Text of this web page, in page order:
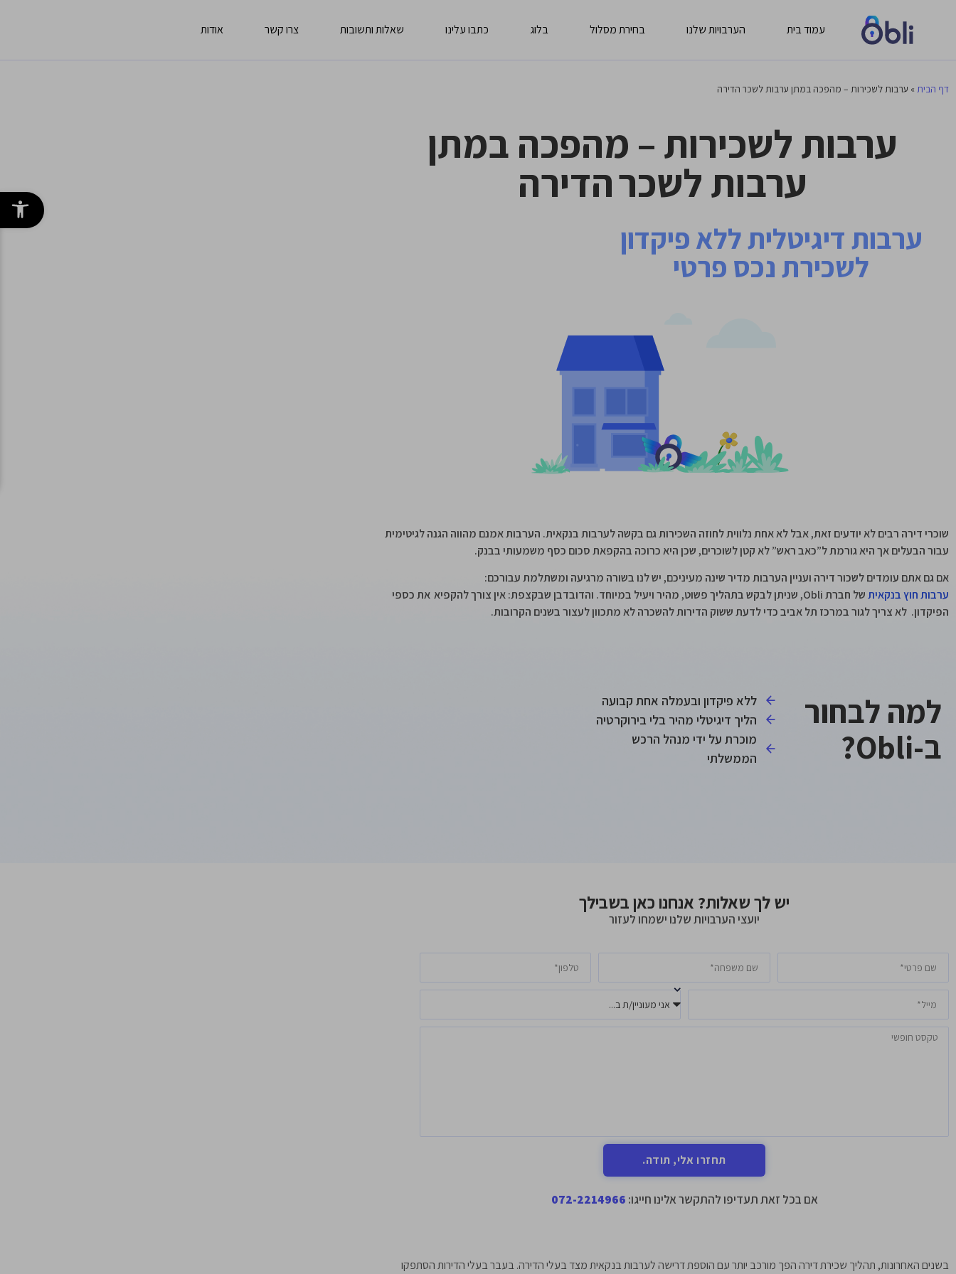
עמוד בית הערבויות שלנו בחירת מסלול בלוג כתבו עלינו שאלות ותשובות צרו קשר אודות
דף הבית » ערבות לשכירות – מהפכה במתן ערבות לשכר הדירה
ערבות לשכירות – מהפכה במתן
ערבות לשכר הדירה
ערבות דיגיטלית ללא פיקדון
לשכירת נכס פרטי
שוכרי דירה רבים לא יודעים זאת, אבל לא אחת נלווית לחוזה השכירות גם בקשה לערבות בנקאית. הערבות אמנם מהווה הגנה לגיטימית
עבור הבעלים אך היא גורמת ל”כאב ראש” לא קטן לשוכרים, שכן היא כרוכה בהקפאת סכום כסף משמעותי בבנק.
אם גם אתם עומדים לשכור דירה ועניין הערבות מדיר שינה מעיניכם, יש לנו בשורה מרגיעה ומשתלמת עבורכם:
ערבות חוץ בנקאית
של חברת Obli, שניתן לבקש בתהליך פשוט, מהיר ויעיל במיוחד. והדובדבן שבקצפת: אין צורך להקפיא את כספי
הפיקדון. לא צריך לגור במרכז תל אביב כדי לדעת ששוק הדירות להשכרה לא מתכוון לעצור בשנים הקרובות.
למה לבחור
ב-Obli?
ללא פיקדון ובעמלה אחת קבועה
הליך דיגיטלי מהיר בלי בירוקרטיה
מוכרת על ידי מנהל הרכש
הממשלתי
יש לך שאלות? אנחנו כאן בשבילך
יועצי הערבויות שלנו ישמחו לעזור
תחזרו אלי, תודה.
אם בכל זאת תעדיפו להתקשר אלינו חייגו: 072-2214966
בשנים האחרונות, תהליך שכירת דירה הפך מורכב יותר עם הוספת דרישה לערבות בנקאית מצד בעלי הדירה. בעבר בעלי הדירות הסתפקו
פתח